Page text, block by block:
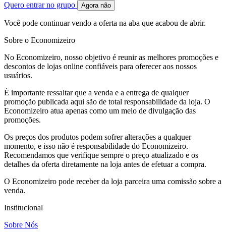
Quero entrar no grupo Agora não
Você pode continuar vendo a oferta na aba que acabou de abrir.
Sobre o Economizeiro
No Economizeiro, nosso objetivo é reunir as melhores promoções e
descontos de lojas online confiáveis para oferecer aos nossos
usuários.
É importante ressaltar que a venda e a entrega de qualquer
promoção publicada aqui são de total responsabilidade da loja. O
Economizeiro atua apenas como um meio de divulgação das
promoções.
Os preços dos produtos podem sofrer alterações a qualquer
momento, e isso não é responsabilidade do Economizeiro.
Recomendamos que verifique sempre o preço atualizado e os
detalhes da oferta diretamente na loja antes de efetuar a compra.
O Economizeiro pode receber da loja parceira uma comissão sobre a
venda.
Institucional
Sobre Nós